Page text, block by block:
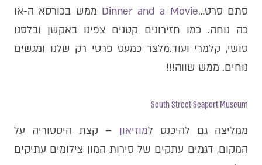
סתם סרט…Dinner and a Movie ממש בכורסא ה-או
כה נוחה. כמו חזירונים קטנים צפינו באקשן ובלסנו
סושי, קלמרי ועוד.מלצר כמעט פרטי רק שלנו ומגשים
נוחים. ממש שווה!!!
South Street Seaport Museum
ממליצה גם להיכנס למוזיאון – קצת היסטוריה על
המקום, דגמים עתקים של סירות המון צילומים עתיקים